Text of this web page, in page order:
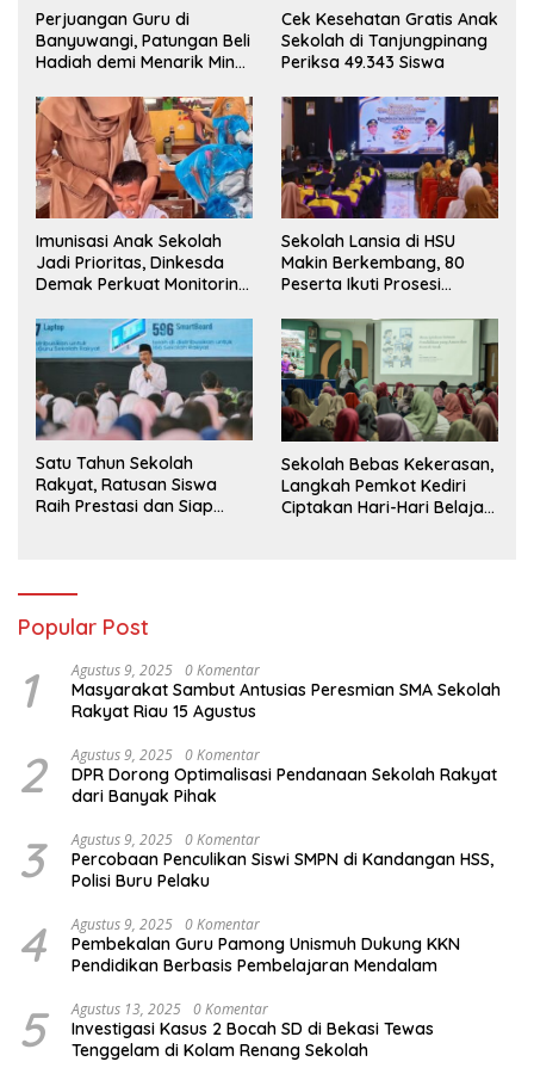
Perjuangan Guru di
Banyuwangi, Patungan Beli
Hadiah demi Menarik Minat
Cek Kesehatan Gratis Anak
Sekolah di Tanjungpinang
Periksa 49.343 Siswa
Imunisasi Anak Sekolah
Jadi Prioritas, Dinkesda
Demak Perkuat Monitoring
Sekolah Lansia di HSU
Makin Berkembang, 80
Peserta Ikuti Prosesi
Satu Tahun Sekolah
Rakyat, Ratusan Siswa
Raih Prestasi dan Siap
Sekolah Bebas Kekerasan,
Langkah Pemkot Kediri
Ciptakan Hari-Hari Belajar
Popular Post
1 Agustus 9, 2025 0 Komentar
Masyarakat Sambut Antusias Peresmian SMA Sekolah
Rakyat Riau 15 Agustus
2 Agustus 9, 2025 0 Komentar
DPR Dorong Optimalisasi Pendanaan Sekolah Rakyat
dari Banyak Pihak
3 Agustus 9, 2025 0 Komentar
Percobaan Penculikan Siswi SMPN di Kandangan HSS,
Polisi Buru Pelaku
4 Agustus 9, 2025 0 Komentar
Pembekalan Guru Pamong Unismuh Dukung KKN
Pendidikan Berbasis Pembelajaran Mendalam
5 Agustus 13, 2025 0 Komentar
Investigasi Kasus 2 Bocah SD di Bekasi Tewas
Tenggelam di Kolam Renang Sekolah